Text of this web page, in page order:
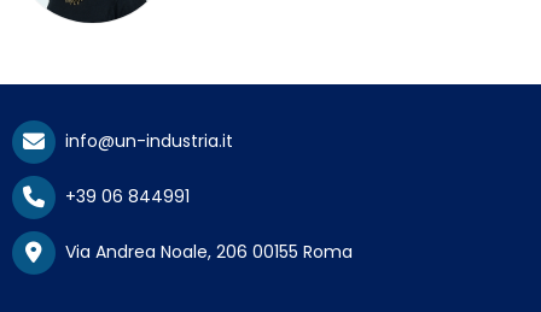
info@un-industria.it
+39 06 844991
Via Andrea Noale, 206 00155 Roma